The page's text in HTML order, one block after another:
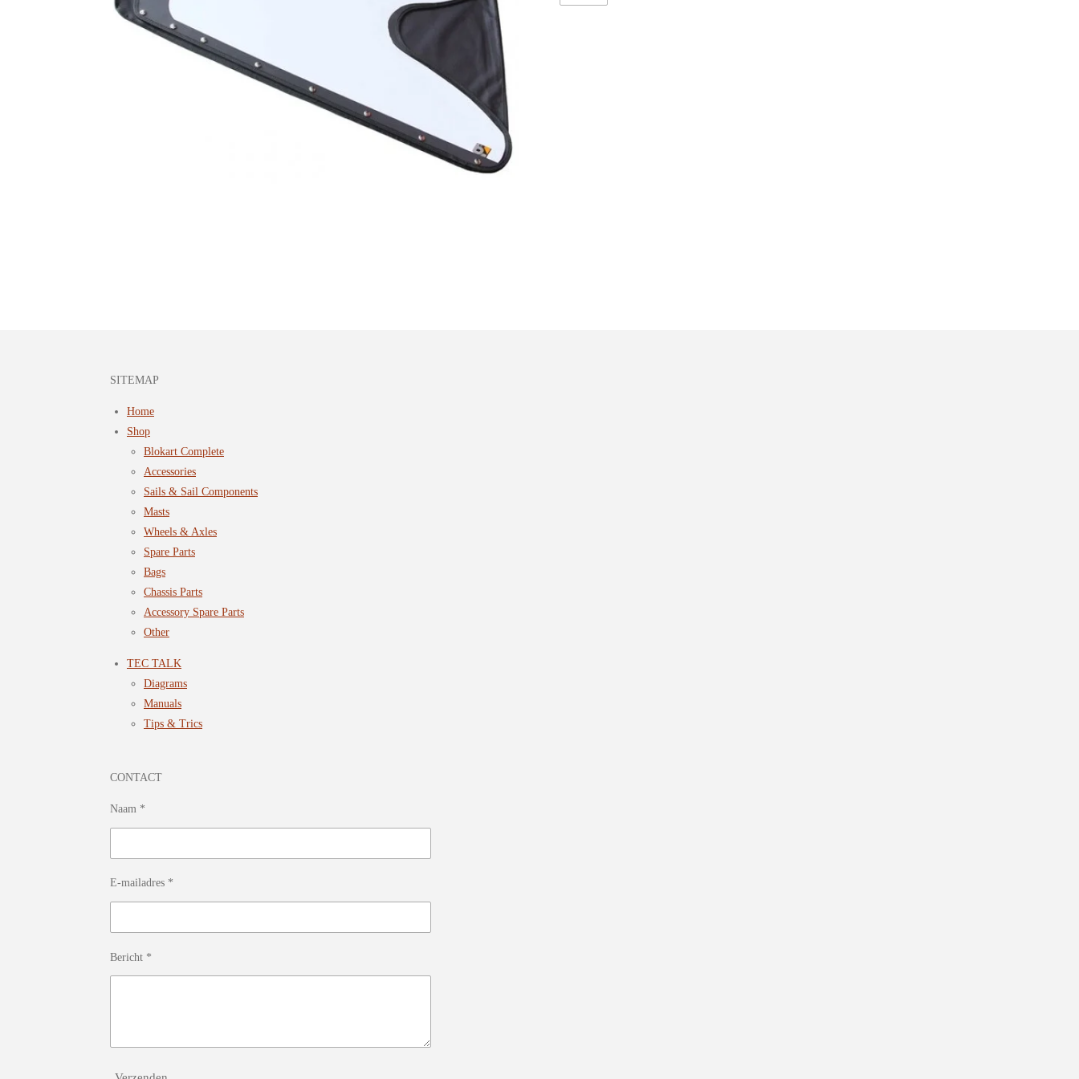
SITEMAP
Home
Shop
Blokart Complete
Accessories
Sails & Sail Components
Masts
Wheels & Axles
Spare Parts
Bags
Chassis Parts
Accessory Spare Parts
Other
TEC TALK
Diagrams
Manuals
Tips & Trics
CONTACT
Naam *
E-mailadres *
Bericht *